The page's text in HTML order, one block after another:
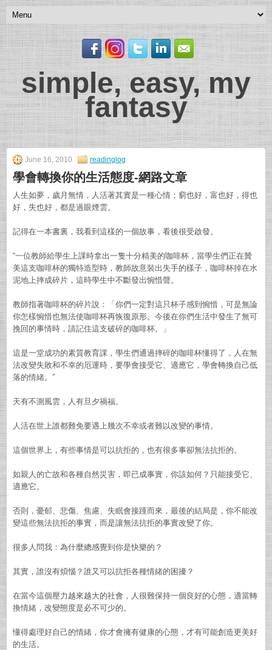
simple, easy, my
fantasy
June 16, 2010 readinglog
學會轉換你的生活態度-網路文章
人生如夢，歲月無情，人活著其實是一種心情；窮也好，富也好，得也
好，失也好，都是過眼煙雲。
記得在一本書裏，我看到這樣的一個故事，看後很受啟發。
“一位教師給學生上課時拿出一隻十分精美的咖啡杯，當學生們正在贊
美這支咖啡杯的獨特造型時，教師故意裝出失手的樣子，咖啡杯掉在水
泥地上摔成碎片，這時學生中不斷發出惋惜聲。
教師指著咖啡杯的碎片說：「你們一定對這只杯子感到惋惜，可是無論
你怎樣惋惜也無法使咖啡杯再恢復原形。今後在你們生活中發生了無可
挽回的事情時，請記住這支破碎的咖啡杯。」
這是一堂成功的素質教育課，學生們通過摔碎的咖啡杯懂得了，人在無
法改變失敗和不幸的厄運時，要學會接受它、適應它，學會轉換自己低
落的情緒。”
天有不測風雲，人有旦夕禍福。
人活在世上誰都難免要遇上幾次不幸或者難以改變的事情。
這個世界上，有些事情是可以抗拒的，也有很多事卻無法抗拒的。
如親人的亡故和各種自然災害，即已成事實，你該如何？只能接受它、
適應它。
否則，憂郁、悲傷、焦慮、失眠會接踵而來，最後的結局是，你不能改
變這些無法抗拒的事實，而是讓無法抗拒的事實改變了你。
很多人問我：為什麼總感覺到你是快樂的？
其實，誰沒有煩惱？誰又可以抗拒各種情緒的困擾？
在當今這個壓力越來越大的社會，人很難保持一個良好的心態，適當轉
換情緒，改變態度是必不可少的。
懂得處理好自己的情緒，你才會擁有健康的心態，才有可能創造更美好
的生活。